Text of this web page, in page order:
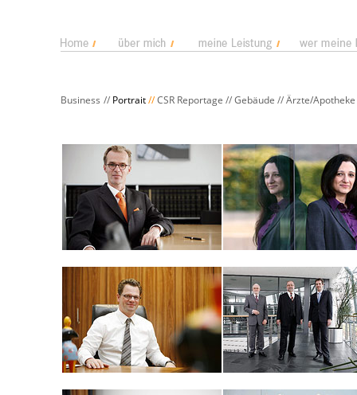
Business // Portrait//CSR Reportage //Gebäude //Ärzte/Apotheke